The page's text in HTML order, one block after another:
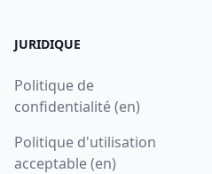
JURIDIQUE
Politique de
confidentialité (en)
Politique d'utilisation
acceptable (en)